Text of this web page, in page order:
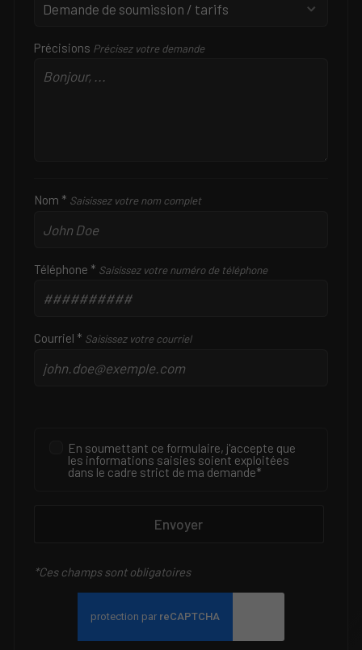
Précisions Précisez votre demande
Nom * Saisissez votre nom complet
Téléphone * Saisissez votre numéro de téléphone
Courriel * Saisissez votre courriel
En soumettant ce formulaire, j'accepte que
les informations saisies soient exploitées
dans le cadre strict de ma demande*
Envoyer
*Ces champs sont obligatoires